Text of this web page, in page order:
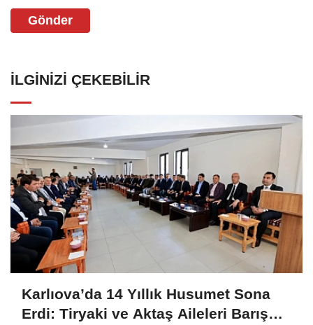
Gönder
İLGINIZI ÇEKEBILIR
Karlıova’da 14 Yıllık Husumet Sona
Erdi: Tiryaki ve Aktaş Aileleri Barış